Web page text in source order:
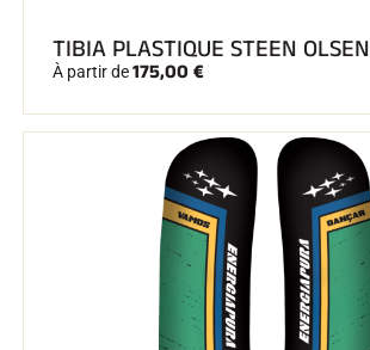
TIBIA PLASTIQUE STEEN OLSEN
À partir de175,00 €